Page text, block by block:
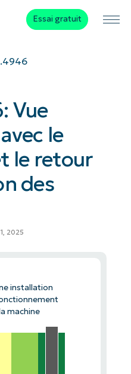
Essai gratuit
Vue
le
le retour
des
2025
installation
machine